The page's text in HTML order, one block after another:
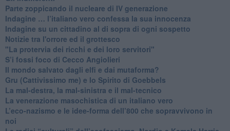
Parte zoppicando il nucleare di IV generazione
​Indagine … l’italiano vero confessa la sua innocenza
Indagine su un cittadino al di sopra di ogni sospetto
Notizie tra l'orrore ed il grottesco
"La protervia dei ricchi e dei loro servitori"
S’i fossi foco di Cecco Angiolieri
​Il mondo salvato dagli elfi e dai mutaforma?
Gru (Cattivissimo me) e lo Spirito di Goebbels
​La mal-destra, la mal-sinistra e il mal-tecnico
​La venerazione masochistica di un italiano vero
​L’eco-nazismo e le idee-forma dell’800 che sopravvivono in
noi